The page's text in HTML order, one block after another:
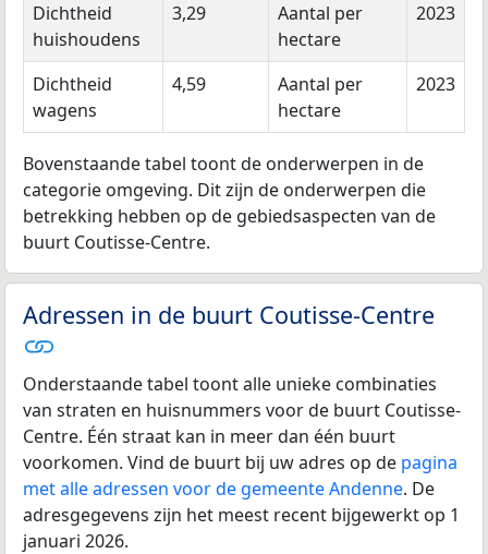
Dichtheid
huishoudens
3,29
Aantal per
hectare
2023
Dichtheid
wagens
4,59
Aantal per
hectare
2023
Bovenstaande tabel toont de onderwerpen in de
categorie omgeving. Dit zijn de onderwerpen die
betrekking hebben op de gebiedsaspecten van de
buurt Coutisse-Centre.
Adressen in de buurt Coutisse-Centre
Onderstaande tabel toont alle unieke combinaties
van straten en huisnummers voor de buurt Coutisse-
Centre. Één straat kan in meer dan één buurt
voorkomen. Vind de buurt bij uw adres op de pagina
met alle adressen voor de gemeente Andenne. De
adresgegevens zijn het meest recent bijgewerkt op 1
januari 2026.